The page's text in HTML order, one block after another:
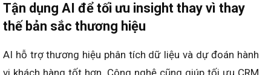
Tận dụng AI để tối ưu insight thay vì thay
thế bản sắc thương hiệu
AI hỗ trợ thương hiệu phân tích dữ liệu và dự đoán hành
vi khách hàng tốt hơn. Công nghệ cũng giúp tối ưu CRM